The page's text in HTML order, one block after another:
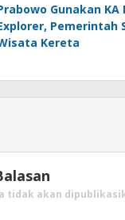
Gunakan
Pemerintah
Kereta
tidak akan